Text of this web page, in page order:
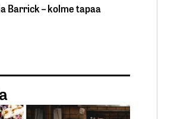
Barrick – kolme tapaa